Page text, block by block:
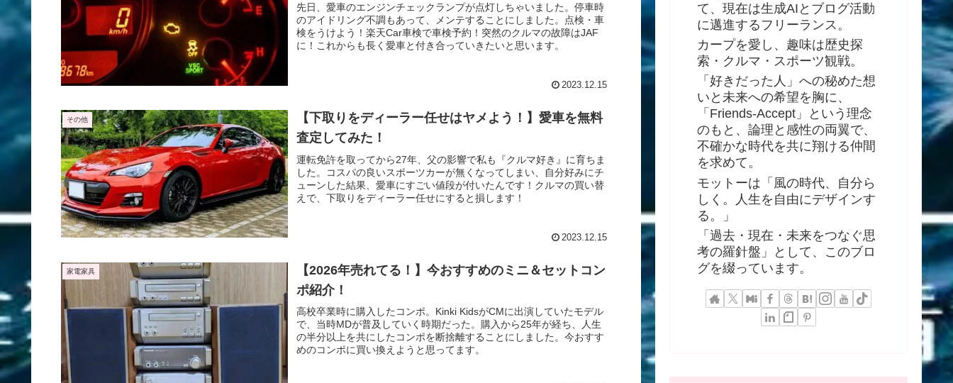
先日、愛車のエンジンチェックランプが点灯しちゃいました。停車時
のアイドリング不調もあって、メンテすることにしました。点検・車
検をうけよう！楽天Car車検で車検予約！突然のクルマの故障はJAF
に！これからも長く愛車と付き合っていきたいと思います。
2023.12.15
その他
【下取りをディーラー任せはヤメよう！】愛車を無料
査定してみた！
運転免許を取ってから27年、父の影響で私も『クルマ好き』に育ちま
した。コスパの良いスポーツカーが無くなってしまい、自分好みにチ
ューンした結果、愛車にすごい値段が付いたんです！クルマの買い替
えで、下取りをディーラー任せにすると損します！
2023.12.15
家電家具
【2026年売れてる！】今おすすめのミニ＆セットコン
ポ紹介！
高校卒業時に購入したコンポ。Kinki KidsがCMに出演していたモデル
で、当時MDが普及していく時期だった。購入から25年が経ち、人生
の半分以上を共にしたコンポを断捨離することにしました。今おすす
めのコンポに買い換えようと思ってます。
て、現在は生成AIとブログ活動
に邁進するフリーランス。
カープを愛し、趣味は歴史探
索・クルマ・スポーツ観戦。
「好きだった人」への秘めた想
いと未来への希望を胸に、
「Friends-Accept」という理念
のもと、論理と感性の両翼で、
不確かな時代を共に翔ける仲間
を求めて。
モットーは「風の時代、自分ら
しく。人生を自由にデザインす
る。」
「過去・現在・未来をつなぐ思
考の羅針盤」として、このブロ
グを綴っています。